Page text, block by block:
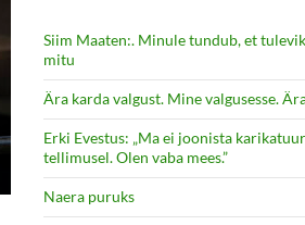
Siim Maaten:. Minule tundub, et
mitu
Ära karda valgust. Mine valgusesse.
Erki Evestus: „Ma ei joonista
tellimusel. Olen vaba mees.”
Naera puruks